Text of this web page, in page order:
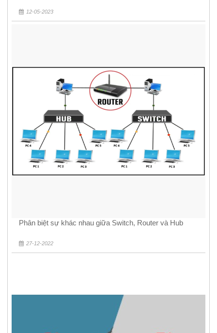
12-05-2023
Phân biệt sự khác nhau giữa Switch, Router và Hub
27-12-2022